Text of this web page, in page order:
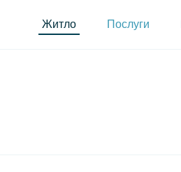
Житло Послуги